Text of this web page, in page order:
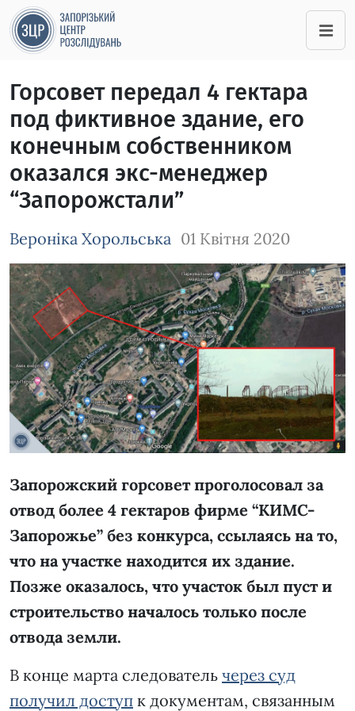
Горсовет передал 4 гектара
под фиктивное здание, его
конечным собственником
оказался экс-менеджер
“Запорожстали”
Вероніка Хорольська 01 Квітня 2020
Зображення завантажується
Запорожский горсовет проголосовал за
отвод более 4 гектаров фирме “КИМС-
Запорожье” без конкурса, ссылаясь на то,
что на участке находится их здание.
Позже оказалось, что участок был пуст и
строительство началось только после
отвода земли.
В конце марта следователь через суд
получил доступ к документам, связанным